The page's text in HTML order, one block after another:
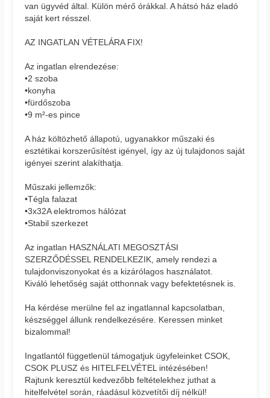
van ügyvéd által. Külön mérő órákkal. A hátsó ház eladó
saját kert résszel.
AZ INGATLAN VÉTELÁRA FIX!
Az ingatlan elrendezése:
•2 szoba
•konyha
•fürdőszoba
•9 m²-es pince
A ház költözhető állapotú, ugyanakkor műszaki és
esztétikai korszerűsítést igényel, így az új tulajdonos saját
igényei szerint alakíthatja.
Műszaki jellemzők:
•Tégla falazat
•3x32A elektromos hálózat
•Stabil szerkezet
Az ingatlan HASZNÁLATI MEGOSZTÁSI
SZERZŐDÉSSEL RENDELKEZIK, amely rendezi a
tulajdonviszonyokat és a kizárólagos használatot.
Kiváló lehetőség saját otthonnak vagy befektetésnek is.
Ha kérdése merülne fel az ingatlannal kapcsolatban,
készséggel állunk rendelkezésére. Keressen minket
bizalommal!
Ingatlantól függetlenül támogatjuk ügyfeleinket CSOK,
CSOK PLUSZ és HITELFELVÉTEL intézésében!
Rajtunk keresztül kedvezőbb feltételekhez juthat a
hitelfelvétel során, ráadásul közvetítői díj nélkül!